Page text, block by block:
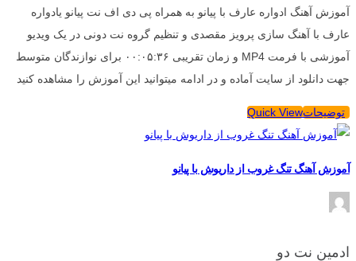
آموزش آهنگ ادواره عارف با پیانو به همراه پی دی اف نت پیانو یادواره
عارف با آهنگ سازی پرویز مقصدی و تنظیم گروه نت دونی در یک ویدیو
آموزشی با فرمت MP4 و زمان تقریبی ۰۰:۰۵:۳۶ برای نوازندگان متوسط
جهت دانلود از سایت آماده و در ادامه میتوانید این آموزش را مشاهده کنید
توضیحاتQuick View
آموزش آهنگ تنگ غروب از داریوش با پیانو
ادمین نت دو